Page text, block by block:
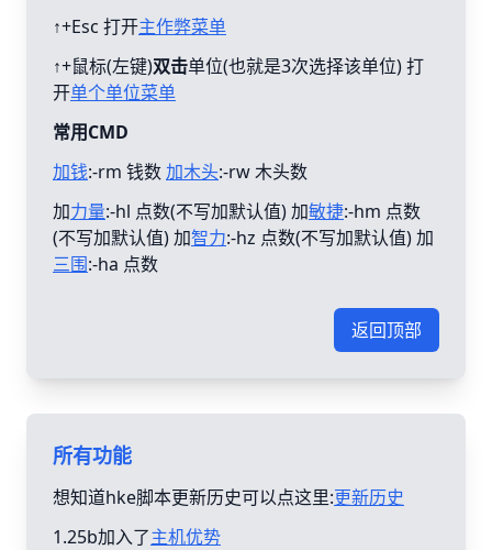
↑+Esc 打开主作弊菜单
↑+鼠标(左键)双击单位(也就是3次选择该单位) 打
开单个单位菜单
常用CMD
加钱:-rm 钱数加木头:-rw 木头数
加力量:-hl 点数(不写加默认值) 加敏捷:-hm 点数
(不写加默认值) 加智力:-hz 点数(不写加默认值) 加
三围:-ha 点数
返回顶部
所有功能
想知道hke脚本更新历史可以点这里:更新历史
1.25b加入了主机优势